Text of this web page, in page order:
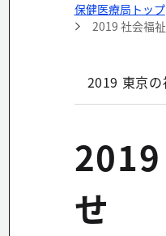
保健医療局トップ
2019 社会福
2019 東京
せ